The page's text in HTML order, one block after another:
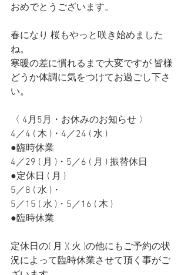
おめでとうございます。
春になり 桜もやっと咲き始めました
ね。
寒暖の差に慣れるまで大変ですが 皆様
どうか体調に気をつけてお過ごし下さ
い。
〈 4月5月・お休みのお知らせ 〉
4／4 ( 木 )・4／24 ( 水 )
●臨時休業
4／29 ( 月 )・5／6 ( 月 ) 振替休日
●定休日 ( 月 )
5／8 ( 水 )・
5／15 ( 水 )・5／16 ( 木 )
●臨時休業
定休日の( 月 )( 火 )の他にもご予約の状
況によって臨時休業させて頂く事がご